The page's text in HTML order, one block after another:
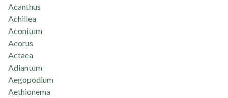
Acanthus
Achillea
Aconitum
Acorus
Actaea
Adiantum
Aegopodium
Aethionema